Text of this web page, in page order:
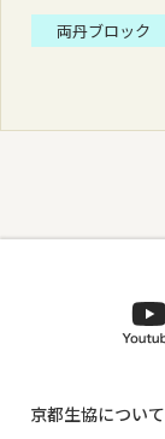
両丹ブロック
京都生協について